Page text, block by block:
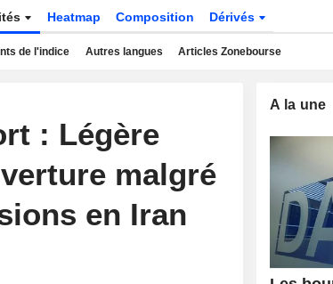
Heatmap Composition Dérivés
de l'indice Autres langues Articles Zonebourse
: Légère
malgré
en Iran
A la une